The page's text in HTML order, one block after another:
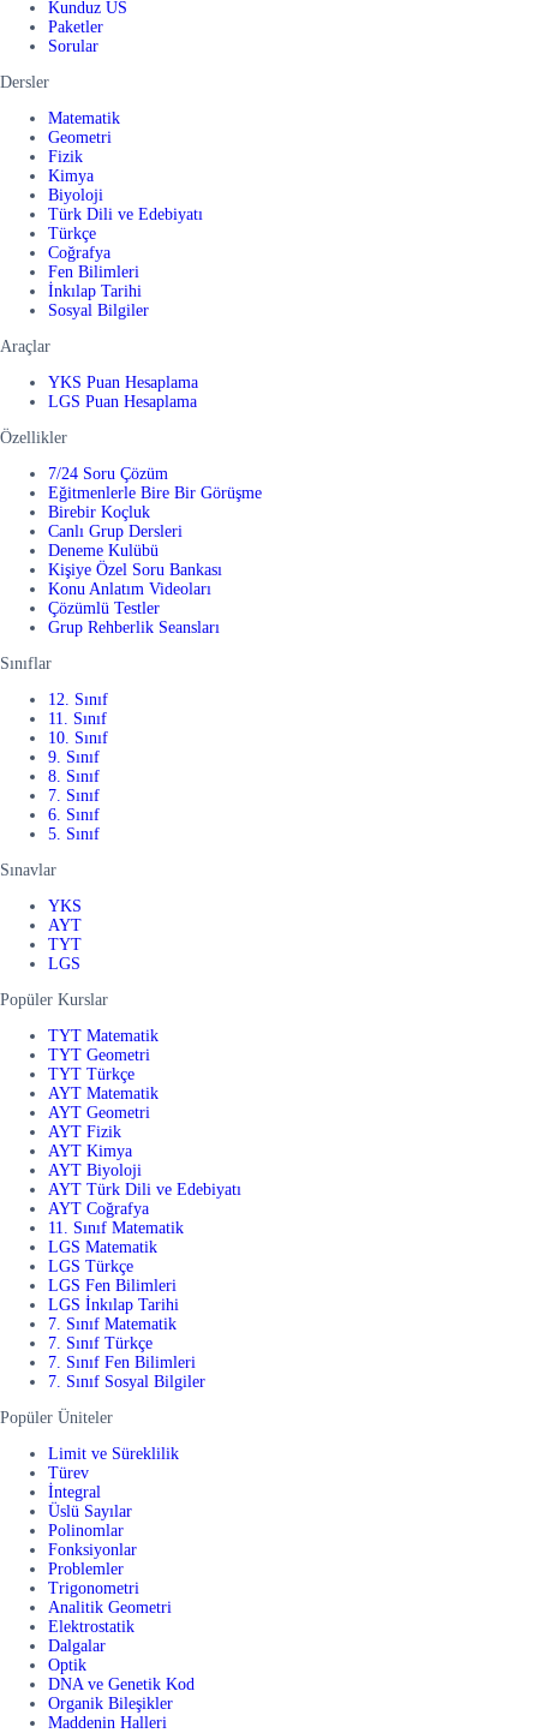
Kunduz US
Paketler
Sorular
Dersler
Matematik
Geometri
Fizik
Kimya
Biyoloji
Türk Dili ve Edebiyatı
Türkçe
Coğrafya
Fen Bilimleri
İnkılap Tarihi
Sosyal Bilgiler
Araçlar
YKS Puan Hesaplama
LGS Puan Hesaplama
Özellikler
7/24 Soru Çözüm
Eğitmenlerle Bire Bir Görüşme
Birebir Koçluk
Canlı Grup Dersleri
Deneme Kulübü
Kişiye Özel Soru Bankası
Konu Anlatım Videoları
Çözümlü Testler
Grup Rehberlik Seansları
Sınıflar
12. Sınıf
11. Sınıf
10. Sınıf
9. Sınıf
8. Sınıf
7. Sınıf
6. Sınıf
5. Sınıf
Sınavlar
YKS
AYT
TYT
LGS
Popüler Kurslar
TYT Matematik
TYT Geometri
TYT Türkçe
AYT Matematik
AYT Geometri
AYT Fizik
AYT Kimya
AYT Biyoloji
AYT Türk Dili ve Edebiyatı
AYT Coğrafya
11. Sınıf Matematik
LGS Matematik
LGS Türkçe
LGS Fen Bilimleri
LGS İnkılap Tarihi
7. Sınıf Matematik
7. Sınıf Türkçe
7. Sınıf Fen Bilimleri
7. Sınıf Sosyal Bilgiler
Popüler Üniteler
Limit ve Süreklilik
Türev
İntegral
Üslü Sayılar
Polinomlar
Fonksiyonlar
Problemler
Trigonometri
Analitik Geometri
Elektrostatik
Dalgalar
Optik
DNA ve Genetik Kod
Organik Bileşikler
Maddenin Halleri